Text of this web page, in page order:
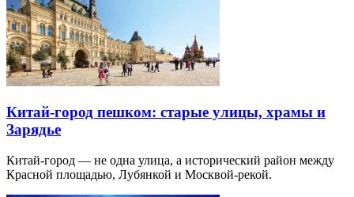
Китай-город пешком: старые улицы, храмы и
Зарядье
Китай-город — не одна улица, а исторический район между
Красной площадью, Лубянкой и Москвой-рекой.